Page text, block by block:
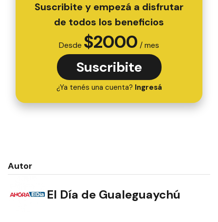
Suscribite y empezá a disfrutar
de todos los beneficios
Desde $2000 / mes
Suscribite
¿Ya tenés una cuenta? Ingresá
Autor
El Día de Gualeguaychú